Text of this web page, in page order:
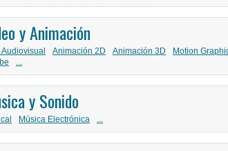
y Animación
Animación 2D Animación 3D Motion
...
y Sonido
Música Electrónica ...